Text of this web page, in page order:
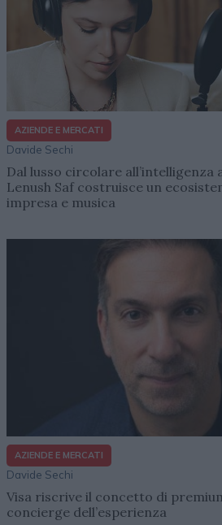
AZIENDE E MERCATI
Davide Sechi
Dal lusso circolare all’intelligenza
Lenush Saf costruisce un
impresa e musica
AZIENDE E MERCATI
Davide Sechi
Visa riscrive il concetto di
concierge dell’esperienza